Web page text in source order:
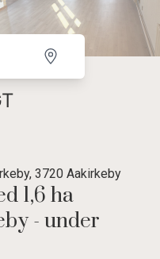
3720 Aakirkeby
1,6 ha
- under